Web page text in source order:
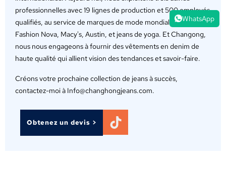
professionnelles avec 19 lignes de production et 500 employés
qualifiés, au service de marques de mode mondiales telles que
Fashion Nova, Macy's, Austin, et jeans de yoga. Et Changong,
nous nous engageons à fournir des vêtements en denim de
haute qualité qui allient vision des tendances et savoir-faire.
Créons votre prochaine collection de jeans à succès,
contactez-moi à Info@changhongjeans.com.
Obtenez un devis >
WhatsApp